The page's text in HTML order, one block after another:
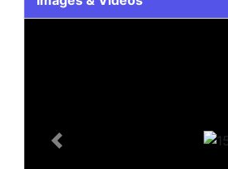
Previous